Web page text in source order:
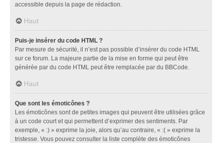
accessible depuis la page de rédaction.
Haut
Puis-je insérer du code HTML ?
Par mesure de sécurité, il n’est pas possible d’insérer du code HTML
sur ce forum. La majeure partie de la mise en forme qui peut être
générée par du code HTML peut être remplacée par du BBCode.
Haut
Que sont les émoticônes ?
Les émoticônes sont de petites images qui peuvent être utilisées grâce
à un code court et qui permettent d’exprimer des sentiments. Par
exemple, « :) » exprime la joie, alors qu’au contraire, « :( » exprime la
tristesse. Vous pouvez consulter la liste complète des émoticônes